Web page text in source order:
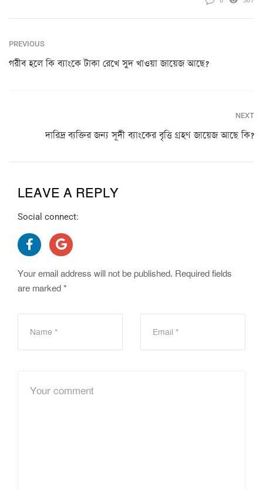
PREVIOUS
গরীব হলে কি ব্যাংকে টাকা রেখে সুদ খাওয়া জায়েজ আছে?
NEXT
দারিদ্র ব্যক্তির জন্য সূদী ব্যাংকের বৃত্তি গ্রহণ জায়েজ আছে কি?
LEAVE A REPLY
Social connect:
Your email address will not be published. Required fields
are marked *